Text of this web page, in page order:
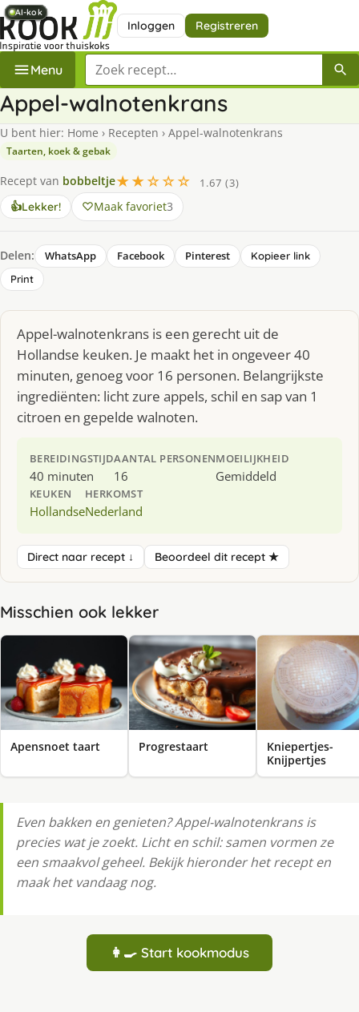
Inloggen Registreren
Menu Zoek een recept
Appel-walnotenkrans
U bent hier: Home › Recepten › Appel-walnotenkrans
Taarten, koek & gebak
Recept van bobbeltje★★☆☆☆
1.67 (3)
👍Lekker! Maak favoriet3
Delen: WhatsApp Facebook Pinterest
Kopieer link
Print
Appel-walnotenkrans is een gerecht uit de
Hollandse keuken. Je maakt het in ongeveer 40
minuten, genoeg voor 16 personen. Belangrijkste
ingrediënten: licht zure appels, schil en sap van 1
citroen en gepelde walnoten.
BEREIDINGSTIJD
40 minuten
AANTAL PERSONEN
16
MOEILIJKHEID
Gemiddeld
KEUKEN
Hollandse
HERKOMST
Nederland
Direct naar recept ↓ Beoordeel dit recept ★
Misschien ook lekker
AI-kok
Apensnoet taart
AI-kok
Progrestaart
Kniepertjes-
Knijpertjes
AI-kok
AI-kok
AI-kok
AI-kok
AI-kok
Even bakken en genieten? Appel-walnotenkrans is
precies wat je zoekt. Licht en schil: samen vormen ze
een smaakvol geheel. Bekijk hieronder het recept en
maak het vandaag nog.
👩‍🍳 Start kookmodus